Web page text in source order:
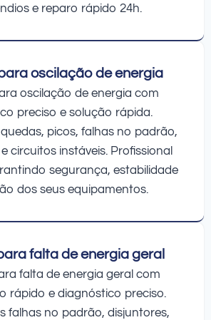
e reparo rápido 24h.
oscilação de energia
oscilação de energia com
preciso e solução rápida.
picos, falhas no padrão,
circuitos instáveis. Profissional
segurança, estabilidade
dos seus equipamentos.
falta de energia geral
falta de energia geral com
rápido e diagnóstico preciso.
falhas no padrão, disjuntores,